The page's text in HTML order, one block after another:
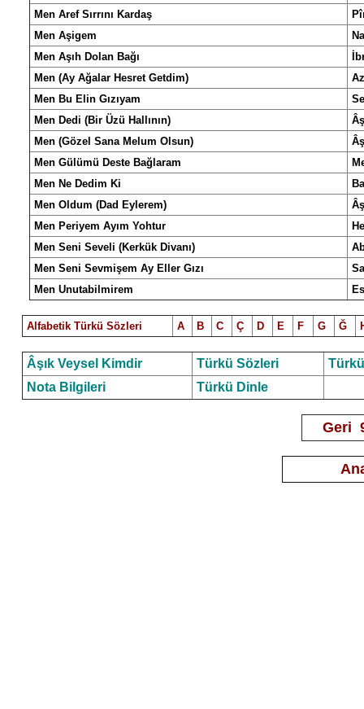
Men Aref Sırrını Kardaş
Men Aşigem
Men Aşıh Dolan Bağı
Men (Ay Ağalar Hesret Getdim)
Men Bu Elin Gızıyam
Men Dedi (Bir Üzü Hallının)
Men (Gözel Sana Melum Olsun)
Men Gülümü Deste Bağlaram
Men Ne Dedim Ki
Men Oldum (Dad Eylerem)
Men Periyem Ayım Yohtur
Men Seni Seveli (Kerkük Divanı)
Men Seni Sevmişem Ay Eller Gızı
Men Unutabilmirem
Alfabetik Türkü Sözleri A B C Ç D E F G Ğ
Âşık Veysel Kimdir Türkü Sözleri
Nota Bilgileri
Türkü Dinle
Geri